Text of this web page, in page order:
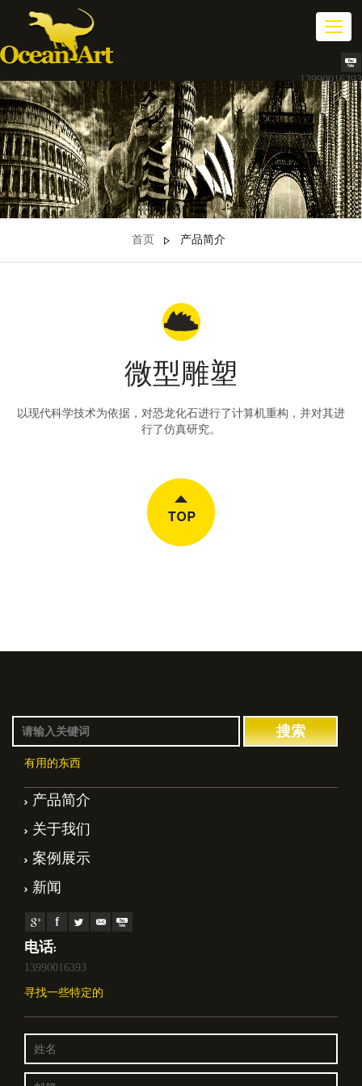
13990016393
切
换
航
首页 产品简介
微型雕塑
以现代科学技术为依据，对恐龙化石进行了计算机重构，并对其进
行了仿真研究。
有用的东西
产品简介
关于我们
案例展示
新闻
电话:
13990016393
寻找一些特定的